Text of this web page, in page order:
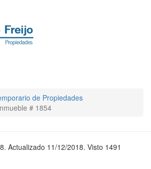
de Propiedades
# 1854
Actualizado 11/12/2018. Visto 1491